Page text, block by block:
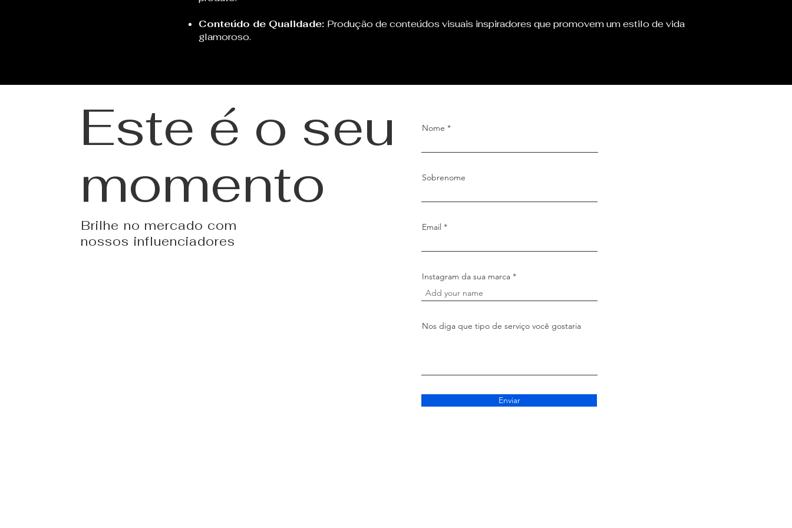
Conteúdo de Qualidade: Produção de conteúdos visuais inspiradores que promovem um estilo de vida
glamoroso.
Este é o seu
momento
Brilhe no mercado com
nossos influenciadores
Nome
Sobrenome
Email
Instagram da sua marca
Nos diga que tipo de serviço você gostaria
Enviar